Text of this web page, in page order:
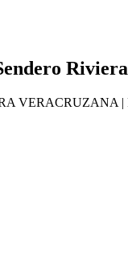
VERACRUZANA |